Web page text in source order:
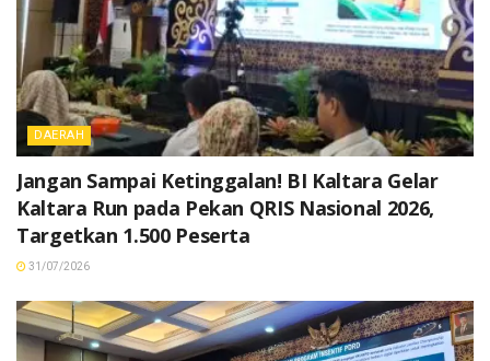
DAERAH
Jangan Sampai Ketinggalan! BI Kaltara Gelar
Kaltara Run pada Pekan QRIS Nasional 2026,
Targetkan 1.500 Peserta
31/07/2026